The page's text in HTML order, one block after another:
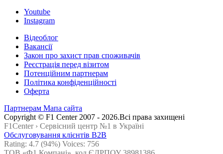
Youtube
Instagram
Відеоблог
Вакансії
Закон про захист прав споживачів
Реєстрація перед візитом
Потенційним партнерам
Політика конфіденційності
Оферта
Партнерам Мапа сайта
Сopyright © F1 Center 2007 - 2026.Всі права захищені
F1Center › Cервісний центр №1 в Україні
Обслуговування клієнтів B2B
Rating: 4.7 (94%) Voices: 756